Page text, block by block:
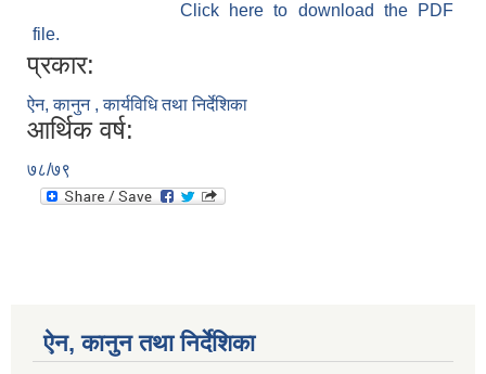
Click here to download the PDF
file.
प्रकार:
ऐन, कानुन , कार्यविधि तथा निर्देशिका
आर्थिक वर्ष:
७८/७९
ऐन, कानुन तथा निर्देशिका